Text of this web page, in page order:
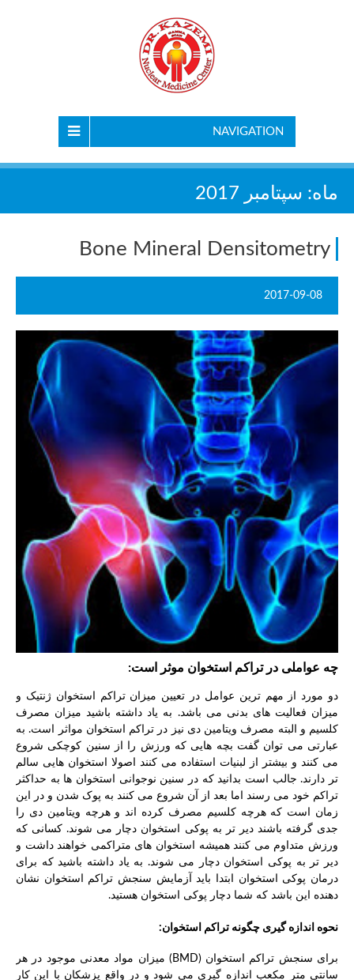
NAVIGATION
ماه: سپتامبر 2017
Bone Mineral Densitometry
2017-09-08
چه عواملی در تراکم استخوان موثر است:
دو مورد از مهم ترین عوامل در تعیین میزان تراکم استخوان ژنتیک و
میزان فعالیت های بدنی می باشد. به یاد داشته باشید میزان مصرف
کلسیم و البته مصرف ویتامین دی نیز در تراکم استخوان مواثر است. به
عبارتی می توان گفت بچه هایی که ورزش را از سنین کوچکی شروع
می کنند و بیشتر از لبنیات استفاده می کنند اصولا استخوان هایی سالم
تر دارند. جالب است بدانید که در سنین نوجوانی استخوان ها به حداکثر
تراکم خود می رسند اما بعد از آن شروع می کنند به پوک شدن و در این
زمان است که هرچه کلسیم مصرف کرده اند و هرچه ویتامین دی را
جدی گرفته باشند دیر تر به پوکی استخوان دچار می شوند. کسانی که
ورزش متداوم می کنند همیشه استخوان های متراکمی خواهند داشت و
دیر تر به پوکی استخوان دچار می شوند. به یاد داشته باشید که برای
درمان پوکی استخوان ابتدا باید آزمایش سنجش تراکم استخوان نشان
دهنده این باشد که شما دچار پوکی استخوان هستید.
نحوه اندازه گیری چگونه تراکم استخوان:
برای سنجش تراکم استخوان (BMD) میزان مواد معدنی موجود در هر
سانتی متر مکعب اندازه گیری می شود و در واقع پزشکان با این کار